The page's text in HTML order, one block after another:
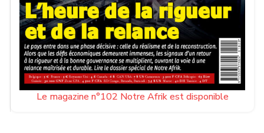
Le magazine n°102 Notre Afrik est disponible